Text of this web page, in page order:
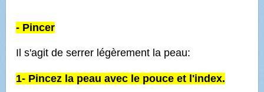
- Pincer
Il s'agit de serrer légèrement la peau:
1- Pincez la peau avec le pouce et l'index.